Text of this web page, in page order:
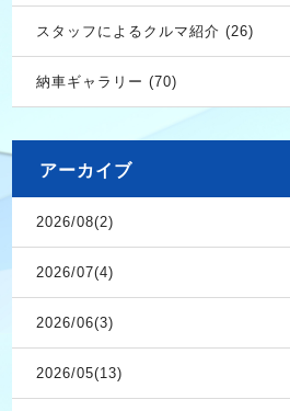
スタッフによるクルマ紹介 (26)
納車ギャラリー (70)
アーカイブ
2026/08(2)
2026/07(4)
2026/06(3)
2026/05(13)